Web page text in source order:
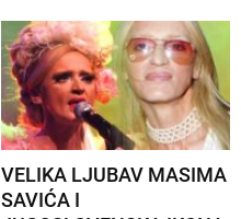
VELIKA LJUBAV MASIMA
SAVIĆA I